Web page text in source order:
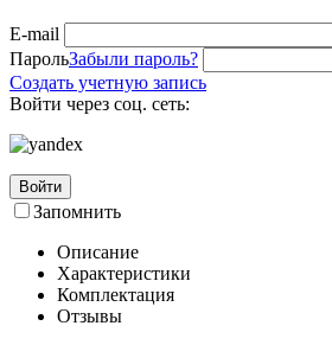
E-mail
ПарольЗабыли пароль?
Создать учетную запись
Войти через соц. сеть:
Войти
Запомнить
Описание
Характеристики
Комплектация
Отзывы